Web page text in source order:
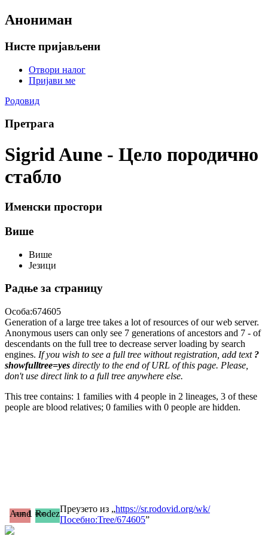
Анониман
Нисте пријављени
Отвори налог
Пријави ме
Родовид
Претрага
Sigrid Aune - Цело породично
стабло
Именски простори
Више
Више
Језици
Радње за страницу
Особа:674605
Generation of a large tree takes a lot of resources of our web server.
Anonymous users can only see 7 generations of ancestors and 7 - of
descendants on the full tree to decrease server loading by search
engines. If you wish to see a full tree without registration, add text ?
showfulltree=yes directly to the end of URL of this page. Please,
don't use direct link to a full tree anywhere else.
This tree contains: 1 families with 4 people in 2 lineages, 3 of these
people are blood relatives; 0 families with 0 people are hidden.
== 1 ==
Aune RodezПреузето из „https://sr.rodovid.org/wk/
Посебно:Tree/674605”